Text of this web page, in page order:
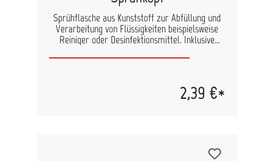
Sprühflasche aus Kunststoff zur Abfüllung und
Verarbeitung von Flüssigkeiten beispielsweise
Reiniger oder Desinfektionsmittel. Inklusive
5 Stk.
2,39 €*